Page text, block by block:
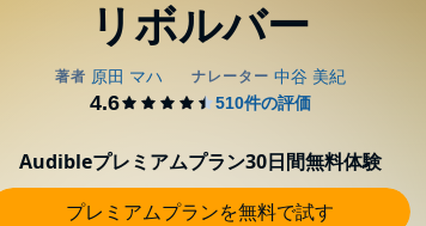
リボルバー
Audibleプレミアムプラン30日間無料体験
プレミアムプランを無料で試す